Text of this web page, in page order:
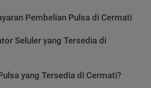
Pembelian Pulsa di Cermati
Seluler yang Tersedia di
yang Tersedia di Cermati?